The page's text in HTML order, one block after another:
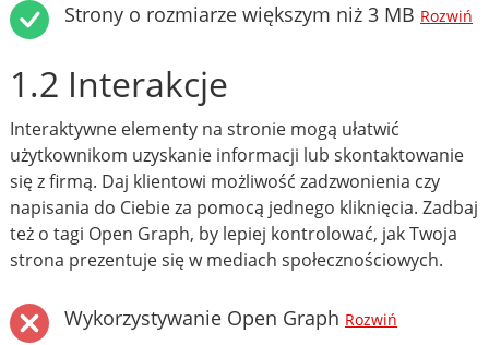
Strony o rozmiarze większym niż 3 MB Rozwiń
1.2 Interakcje
Interaktywne elementy na stronie mogą ułatwić
użytkownikom uzyskanie informacji lub skontaktowanie
się z firmą. Daj klientowi możliwość zadzwonienia czy
napisania do Ciebie za pomocą jednego kliknięcia. Zadbaj
też o tagi Open Graph, by lepiej kontrolować, jak Twoja
strona prezentuje się w mediach społecznościowych.
Wykorzystywanie Open Graph Rozwiń